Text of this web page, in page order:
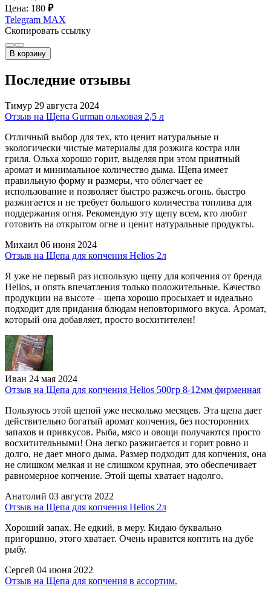
Цена: 180 ₽
Telegram MAX
Скопировать ссылку
В корзину
Последние отзывы
Тимур 29 августа 2024
Отзыв на Щепа Gurman ольховая 2,5 л
Отличный выбор для тех, кто ценит натуральные и
экологически чистые материалы для розжига костра или
гриля. Ольха хорошо горит, выделяя при этом приятный
аромат и минимальное количество дыма. Щепа имеет
правильную форму и размеры, что облегчает ее
использование и позволяет быстро разжечь огонь. быстро
разжигается и не требует большого количества топлива для
поддержания огня. Рекомендую эту щепу всем, кто любит
готовить на открытом огне и ценит натуральные продукты.
Михаил 06 июня 2024
Отзыв на Щепа для копчения Helios 2л
Я уже не первый раз использую щепу для копчения от бренда
Helios, и опять впечатления только положительные. Качество
продукции на высоте – щепа хорошо просыхает и идеально
подходит для придания блюдам неповторимого вкуса. Аромат,
который она добавляет, просто восхитителен!
Иван 24 мая 2024
Отзыв на Щепа для копчения Helios 500гр 8-12мм фирменная
Пользуюсь этой щепой уже несколько месяцев. Эта щепа дает
действительно богатый аромат копчения, без посторонних
запахов и привкусов. Рыба, мясо и овощи получаются просто
восхитительными! Она легко разжигается и горит ровно и
долго, не дает много дыма. Размер подходит для копчения, она
не слишком мелкая и не слишком крупная, это обеспечивает
равномерное копчение. Этой щепы хватает надолго.
Анатолий 03 августа 2022
Отзыв на Щепа для копчения Helios 2л
Хороший запах. Не едкий, в меру. Кидаю буквально
пригоршню, этого хватает. Очень нравится коптить на дубе
рыбу.
Сергей 04 июня 2022
Отзыв на Щепа для копчения в ассортим.